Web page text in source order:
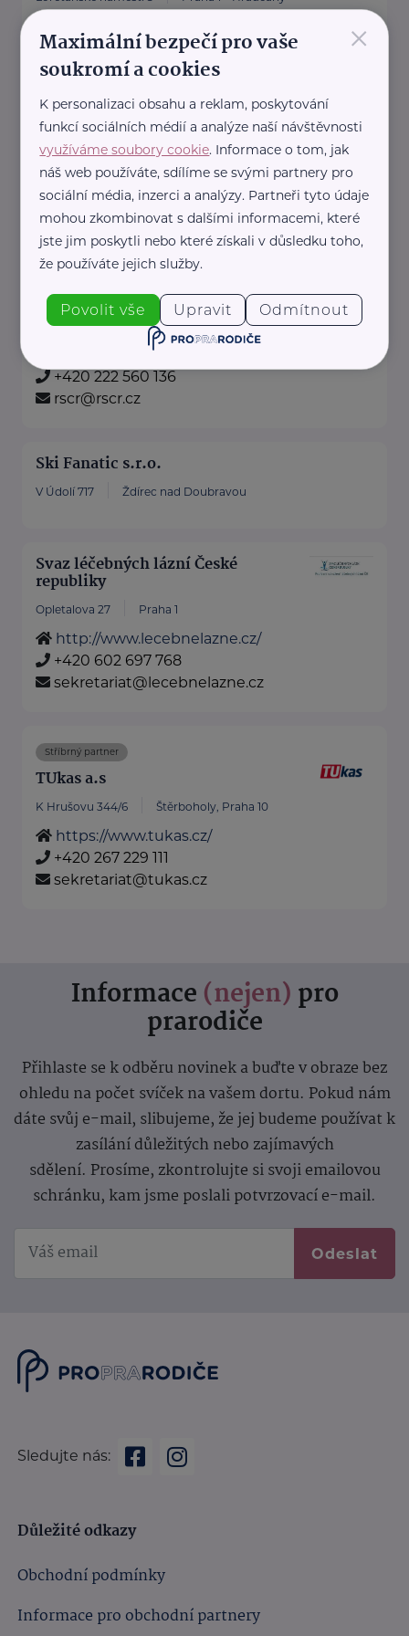
+420 222 264 222
RADA SENIORŮ ČR
Politických vězňů 1419/11 Praha 1
Poskytujeme bezplatné sociálně-
po celé ČR.
Akreditované poradny RS ...
https://www.rscr.cz/
+420 222 560 136
rscr@rscr.cz
Ski Fanatic s.r.o.
V Údolí 717 Ždírec nad Doubravou
Svaz léčebných lázní České
republiky
Opletalova 27 Praha 1
http://www.lecebnelazne.cz/
+420 602 697 768
sekretariat@lecebnelazne.cz
Stříbrný partner
TUkas a.s
K Hrušovu 344/6 Štěrboholy, Praha 10
https://www.tukas.cz/
+420 267 229 111
sekretariat@tukas.cz
Informace (nejen) pro
prarodiče
Přihlaste se k odběru novinek a buďte v obraze bez
ohledu na počet svíček na vašem dortu. Pokud nám
dáte svůj e-mail, slibujeme, že jej budeme používat k
zasílání důležitých nebo zajímavých
sdělení. Prosíme, zkontrolujte si svoji emailovou
schránku, kam jsme poslali potvrzovací e-mail.
Odeslat
Sledujte nás:
Důležité odkazy
Obchodní podmínky
Informace pro obchodní partnery
×
Maximální bezpečí pro vaše
soukromí a cookies
K personalizaci obsahu a reklam, poskytování
funkcí sociálních médií a analýze naší návštěvnosti
využíváme soubory cookie. Informace o tom, jak
náš web používáte, sdílíme se svými partnery pro
sociální média, inzerci a analýzy. Partneři tyto údaje
mohou zkombinovat s dalšími informacemi, které
jste jim poskytli nebo které získali v důsledku toho,
že používáte jejich služby.
Povolit vše Upravit Odmítnout